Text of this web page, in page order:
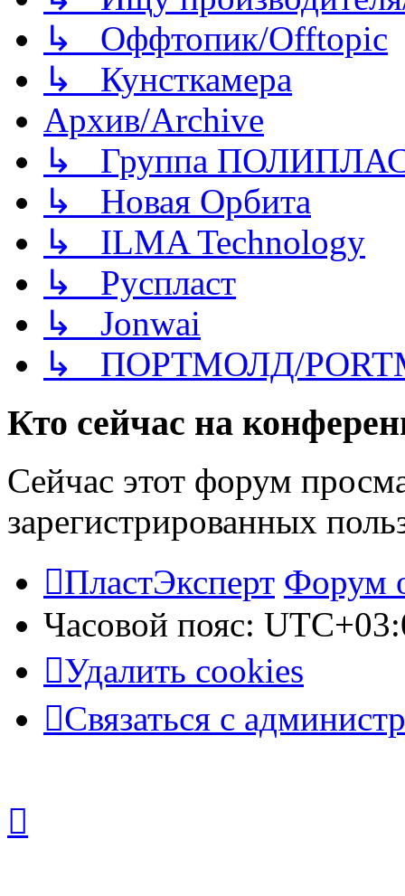
↳ Оффтопик/Offtopic
↳ Кунсткамера
Архив/Archive
↳ Группа
↳ Новая Орбита
↳ ILMA Technology
↳ Руспласт
↳ Jonwai
↳ ПОРТМОЛД/
Кто сейчас на
Сейчас этот форум
зарегистрированных
ПластЭксперт Форум
Часовой пояс:
Удалить cookies
Связаться с